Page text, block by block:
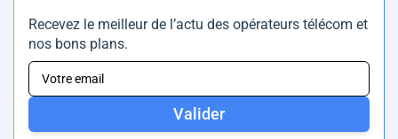
Recevez le meilleur de l’actu des opérateurs télécom et
nos bons plans.
Valider